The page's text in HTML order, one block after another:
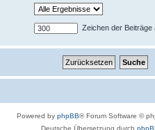
Zeichen der Beiträge
Powered by phpBB® Forum Software ©
Deutsche Übersetzung durch